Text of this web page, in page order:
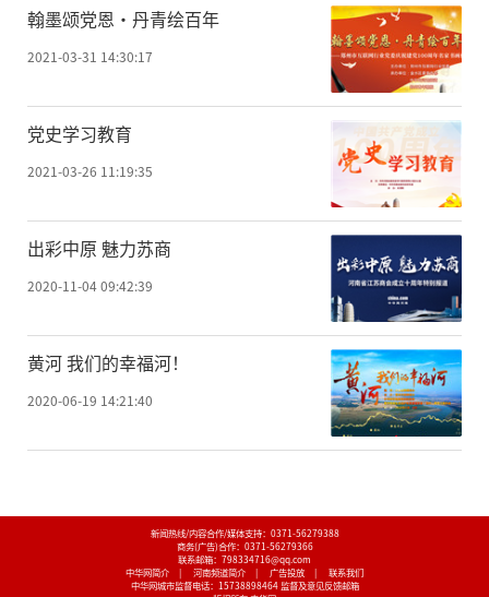
翰墨颂党恩·丹青绘百年
2021-03-31 14:30:17
党史学习教育
2021-03-26 11:19:35
出彩中原 魅力苏商
2020-11-04 09:42:39
黄河 我们的幸福河！
2020-06-19 14:21:40
新闻热线/内容合作/媒体支持： 0371-56279388
商务(广告)合作： 0371-56279366
联系邮箱：798334716@qq.com
中华网简介
| 河南频道简介 | 广告投放 |
联系我们
中华网城市监督电话： 15738898464 监督及意见反馈邮箱